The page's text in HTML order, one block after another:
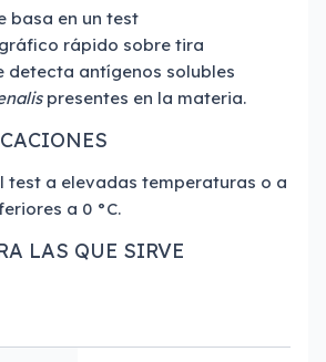
basa en un test
rápido sobre tira
detecta antígenos solubles
presentes en la materia.
test a elevadas temperaturas o a
a 0 °C.
LAS QUE SIRVE